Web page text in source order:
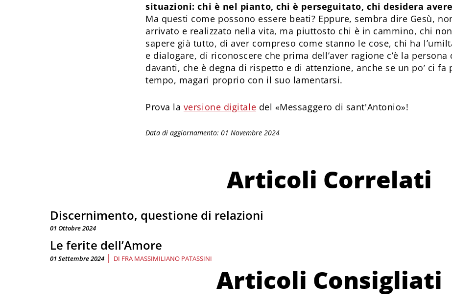
situazioni: chi è nel pianto, chi è perseguitato, chi desidera
Ma questi come possono essere beati? Eppure, sembra dire Gesù,
arrivato e realizzato nella vita, ma piuttosto chi è in cammino, chi
sapere già tutto, di aver compreso come stanno le cose, chi ha
e dialogare, di riconoscere che prima dell’aver ragione c’è la persona
davanti, che è degna di rispetto e di attenzione, anche se un po’ ci fa
tempo, magari proprio con il suo lamentarsi.
Prova la versione digitale del «Messaggero di sant'Antonio»!
Data di aggiornamento: 01 Novembre 2024
Articoli Correlati
Discernimento, questione di relazioni
01 Ottobre 2024
Le ferite dell’Amore
01 Settembre 2024 | DI FRA MASSIMILIANO PATASSINI
Articoli Consigliati